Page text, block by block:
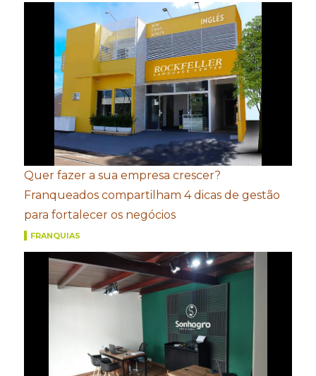
Quer fazer a sua empresa crescer?
Franqueados compartilham 4 dicas de gestão
para fortalecer os negócios
FRANQUIAS